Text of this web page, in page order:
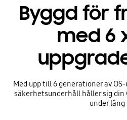
Byggd för
med 6
Med upp till 6 generationer av
säkerhetsunderhåll håller sig din
under lång